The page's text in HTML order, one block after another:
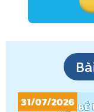
31/07/2026